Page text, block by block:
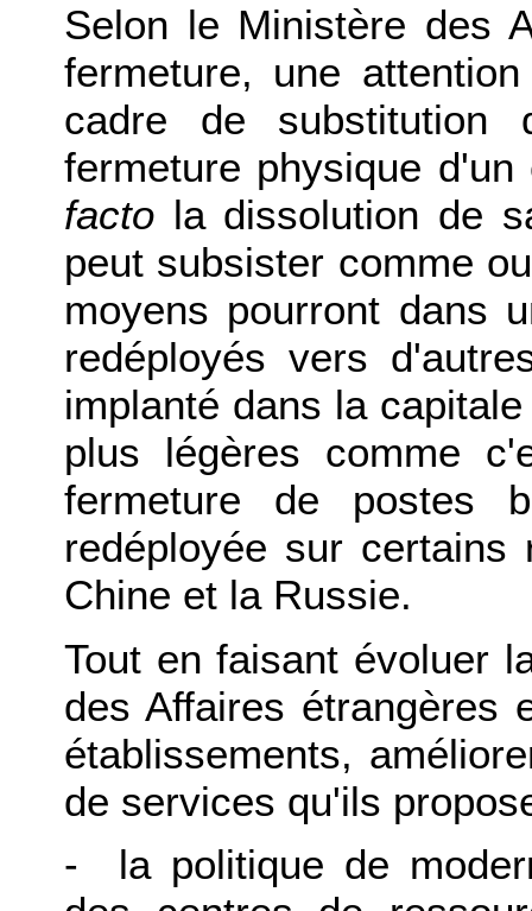
Selon le Ministère des
fermeture, une
cadre de
fermeture physique
facto la dissolution de
peut subsister comme
moyens pourront dans
redéployés vers
implanté dans la
plus légères comme
fermeture de postes
redéployée sur certains
Chine et la Russie.
Tout en faisant évoluer
des Affaires étrangères
établissements,
de services qu'ils
- la politique de